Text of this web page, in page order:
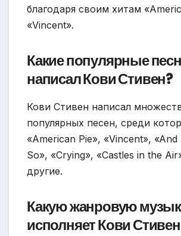
благодаря своим хитам
«Vincent».
Какие популярные
написал Кови Стивен?
Кови Стивен написал
популярных песен, среди
«American Pie», «Vincent»,
So», «Crying», «Castles in the
другие.
Какую жанровую
исполняет Кови